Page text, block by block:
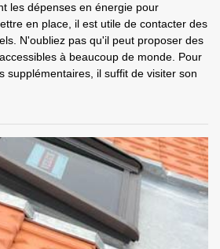
les dépenses en énergie pour
en place, il est utile de contacter des
N'oubliez pas qu'il peut proposer des
à beaucoup de monde. Pour
supplémentaires, il suffit de visiter son